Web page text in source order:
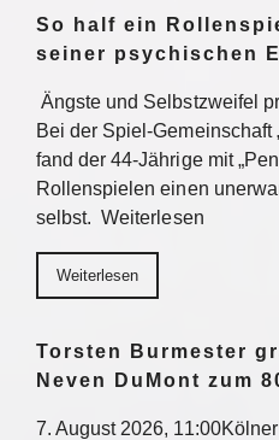
So half ein
seiner psychischen
Ängste und Selbstzweifel
Bei der Spiel-Gemeinschaft
fand der 44-Jährige mit
Rollenspielen einen
selbst. Weiterlesen
Weiterlesen
Torsten Burmester
Neven DuMont zum
7. August 2026,